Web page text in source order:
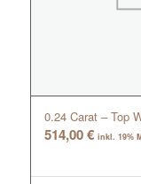
0.24 Carat – Top
514,00€ inkl. 19%